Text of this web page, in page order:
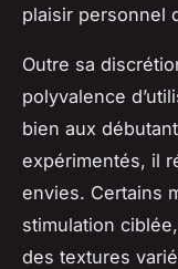
plaisir personnel
Outre sa
polyvalence
bien aux
expérimentés, il
envies. Certains
stimulation
des textures